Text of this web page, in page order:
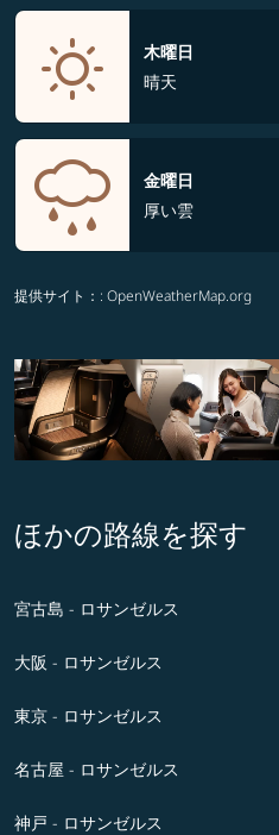
木曜日
晴天
金曜日
厚い雲
提供サイト： : OpenWeatherMap.org
ほかの路線を探す
宮古島 - ロサンゼルス
大阪 - ロサンゼルス
東京 - ロサンゼルス
名古屋 - ロサンゼルス
神戸 - ロサンゼルス